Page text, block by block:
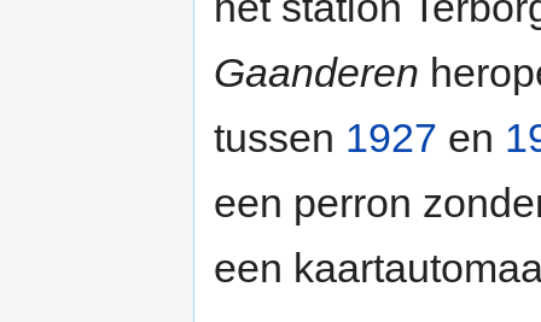
Gaanderen
tussen 1927 en
een perron
een